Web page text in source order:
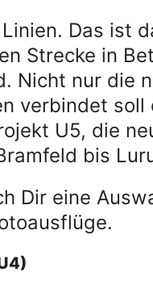
Das ist
Strecke in
Nicht nur die
verbindet
U5, die
bis
Dir eine